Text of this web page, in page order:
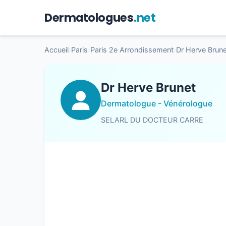
Dermatologues.net
Accueil Paris Paris 2e Arrondissement Dr Herve
Dr Herve Brunet
Dermatologue - Vénérologue
SELARL DU DOCTEUR CARRE